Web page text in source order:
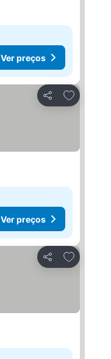
Ver preços
Partilhar
Adicionar
Ver preços
Partilhar
Adicionar